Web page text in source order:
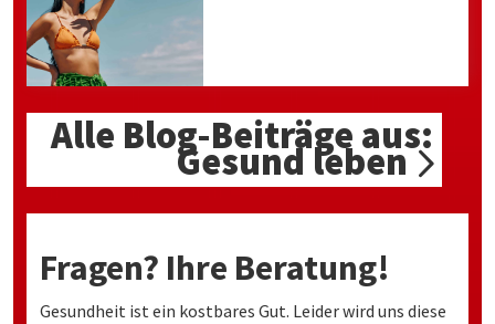
Alle Blog-Beiträge aus:
Gesund leben
Fragen? Ihre Beratung!
Gesundheit ist ein kostbares Gut. Leider wird uns diese